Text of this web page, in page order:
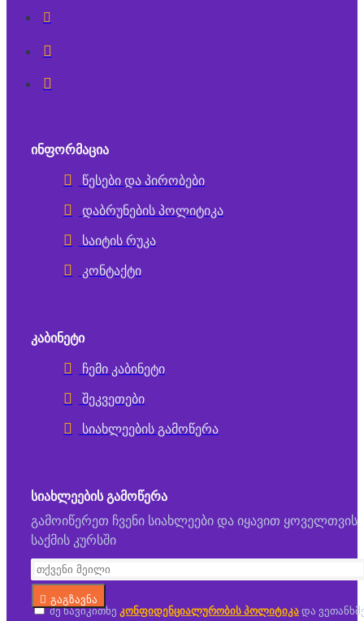
ᲘᲜᲤᲝᲠᲛᲐᲪᲘᲐ
წესები და პირობები
დაბრუნების პოლიტიკა
საიტის რუკა
კონტაქტი
ᲙᲐᲑᲘᲜᲔᲢᲘ
ჩემი კაბინეტი
შეკვეთები
სიახლეების გამოწერა
ᲡᲘᲐᲮᲚᲔᲔᲑᲘᲡ ᲒᲐᲛᲝᲬᲔᲠᲐ
გამოიწერეთ ჩვენი სიახლეები და იყავით ყოველთვის
საქმის კურსში
გაგზავნა
მე წავიკითხე კონფიდენციალურობის პოლიტიკა და